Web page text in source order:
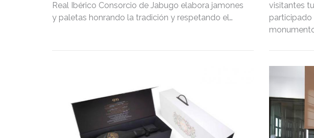
Real Ibérico Consorcio de Jabugo elabora jamones
y paletas honrando la tradición y respetando el
visitantes
participado